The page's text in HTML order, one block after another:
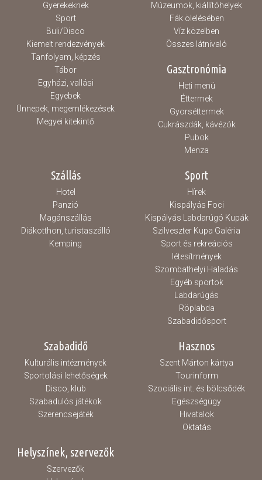
Gyerekeknek
Sport
Buli/Disco
Kiemelt rendezvények
Tanfolyam, képzés
Tábor
Egyházi, vallási
Egyebek
Ünnepek, megemlékezések
Megyei kitekintő
Múzeumok, kiállítóhelyek
Fák ölelésében
Víz közelben
Összes látnivaló
Gasztronómia
Heti menü
Éttermek
Gyorséttermek
Cukrászdák, kávézók
Pubok
Menza
Szállás
Hotel
Panzió
Magánszállás
Diákotthon, turistaszálló
Kemping
Sport
Hírek
Kispályás Foci
Kispályás Labdarúgó Kupák
Szilveszter Kupa Galéria
Sport és rekreációs
létesítmények
Szombathelyi Haladás
Egyéb sportok
Labdarúgás
Röplabda
Szabadidősport
Szabadidő
Kulturális intézmények
Sportolási lehetőségek
Disco, klub
Szabadulós játékok
Szerencsejáték
Hasznos
Szent Márton kártya
Tourinform
Szociális int. és bölcsődék
Egészségügy
Hivatalok
Oktatás
Helyszínek, szervezők
Szervezők